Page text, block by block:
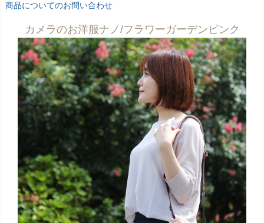
商品についてのお問い合わせ
カメラのお洋服ナノ/フラワーガーデンピンク